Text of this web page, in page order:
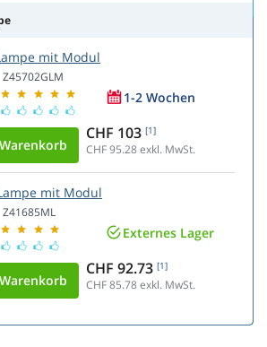
mit Modul
Z45702GLM
1-2 Wochen
CHF 103 [1]
CHF 95.28exkl. MwSt.
mit Modul
Z41685ML
Externes Lager
CHF 92.73 [1]
CHF 85.78exkl. MwSt.